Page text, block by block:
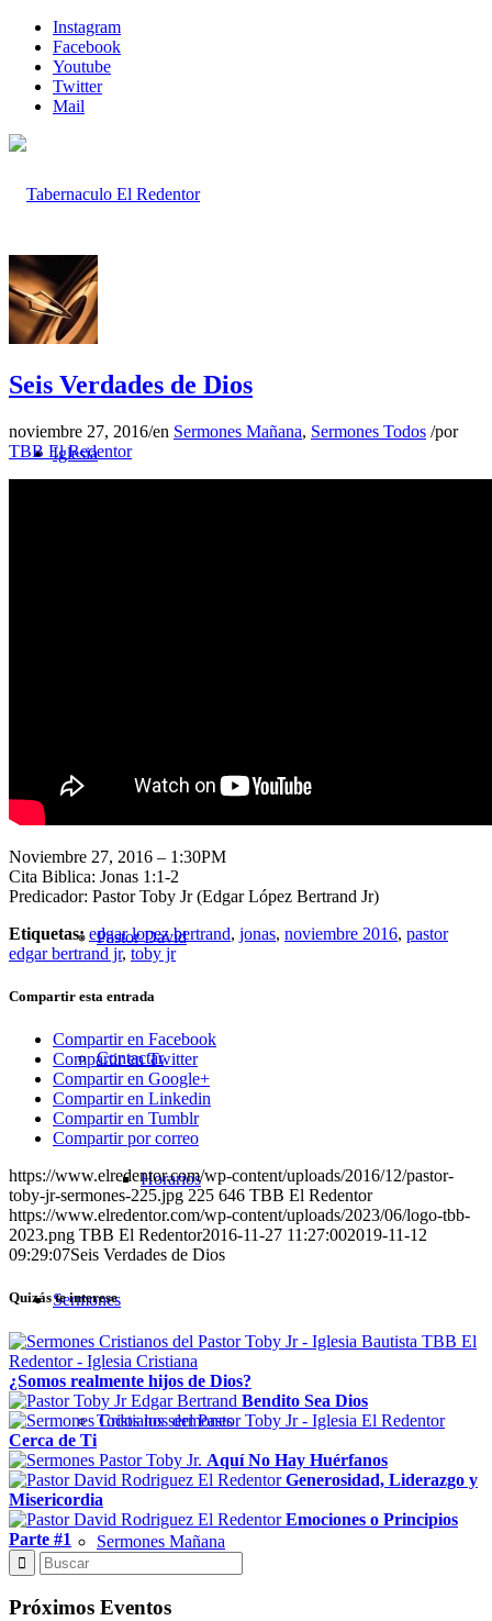
Instagram
Facebook
Youtube
Twitter
Mail
Inicio
Iglesia
Pastor David
Contactar
Horarios
Sermones
Todos los sermones
Sermones Mañana
Seis Verdades de Dios
noviembre 27, 2016/en Sermones Mañana, Sermones Todos /por
TBB El Redentor
Noviembre 27, 2016 – 1:30PM
Cita Biblica: Jonas 1:1-2
Predicador: Pastor Toby Jr (Edgar López Bertrand Jr)
Etiquetas: edgar lopez bertrand, jonas, noviembre 2016, pastor
edgar bertrand jr, toby jr
Compartir esta entrada
Compartir en Facebook
Compartir en Twitter
Compartir en Google+
Compartir en Linkedin
Compartir en Tumblr
Compartir por correo
https://www.elredentor.com/wp-content/uploads/2016/12/pastor-
toby-jr-sermones-225.jpg 225 646 TBB El Redentor
https://www.elredentor.com/wp-content/uploads/2023/06/logo-tbb-
2023.png TBB El Redentor2016-11-27 11:27:002019-11-12
09:29:07Seis Verdades de Dios
Quizás te interese
¿Somos realmente hijos de Dios?
Bendito Sea Dios
Cerca de Ti
Aquí No Hay Huérfanos
Generosidad, Liderazgo y
Misericordia
Emociones o Principios
Parte #1
Próximos Eventos